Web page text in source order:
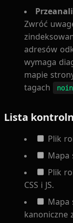
Zwróć
adresów
wymaga
mapie
tagach
Lista
Plik
Mapa
Plik
CSS i JS.
Mapa
kanoniczne